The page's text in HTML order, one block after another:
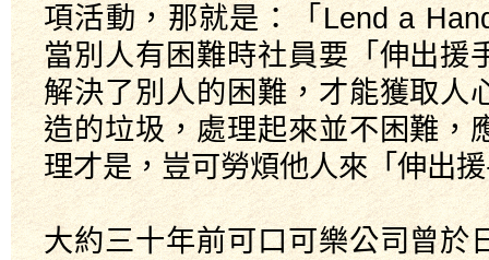
項活動，那就是：「Lend a
當別人有困難時社員要「伸出援
解決了別人的困難，才能獲取人
造的垃圾，處理起來並不困難，
理才是，豈可勞煩他人來「伸出
大約三十年前可口可樂公司曾於